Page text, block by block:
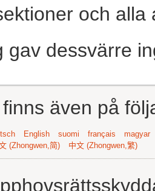
och alla
gav dessvärre
även på
English suomi français
magyar
(Zhongwen,简) 中文 (Zhongwen,繁)